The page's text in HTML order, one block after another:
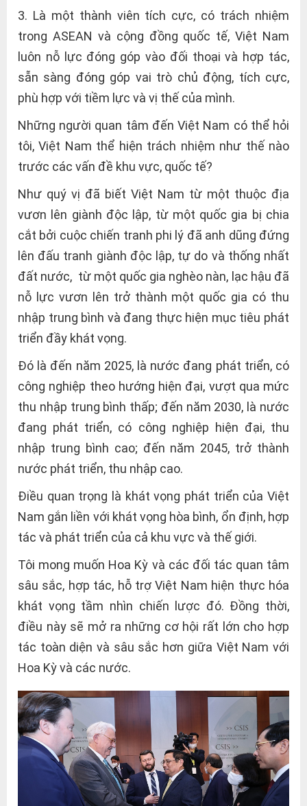
3. Là một thành viên tích cực, có trách nhiệm
trong ASEAN và cộng đồng quốc tế, Việt Nam
luôn nỗ lực đóng góp vào đối thoại và hợp tác,
sẵn sàng đóng góp vai trò chủ động, tích cực,
phù hợp với tiềm lực và vị thế của mình.
Những người quan tâm đến Việt Nam có thể hỏi
tôi, Việt Nam thể hiện trách nhiệm như thế nào
trước các vấn đề khu vực, quốc tế?
Như quý vị đã biết Việt Nam từ một thuộc địa
vươn lên giành độc lập, từ một quốc gia bị chia
cắt bởi cuộc chiến tranh phi lý đã anh dũng đứng
lên đấu tranh giành độc lập, tự do và thống nhất
đất nước, từ một quốc gia nghèo nàn, lạc hậu đã
nỗ lực vươn lên trở thành một quốc gia có thu
nhập trung bình và đang thực hiện mục tiêu phát
triển đầy khát vọng.
Đó là đến năm 2025, là nước đang phát triển, có
công nghiệp theo hướng hiện đại, vượt qua mức
thu nhập trung bình thấp; đến năm 2030, là nước
đang phát triển, có công nghiệp hiện đại, thu
nhập trung bình cao; đến năm 2045, trở thành
nước phát triển, thu nhập cao.
Điều quan trọng là khát vọng phát triển của Việt
Nam gắn liền với khát vọng hòa bình, ổn định, hợp
tác và phát triển của cả khu vực và thế giới.
Tôi mong muốn Hoa Kỳ và các đối tác quan tâm
sâu sắc, hợp tác, hỗ trợ Việt Nam hiện thực hóa
khát vọng tầm nhìn chiến lược đó. Đồng thời,
điều này sẽ mở ra những cơ hội rất lớn cho hợp
tác toàn diện và sâu sắc hơn giữa Việt Nam với
Hoa Kỳ và các nước.